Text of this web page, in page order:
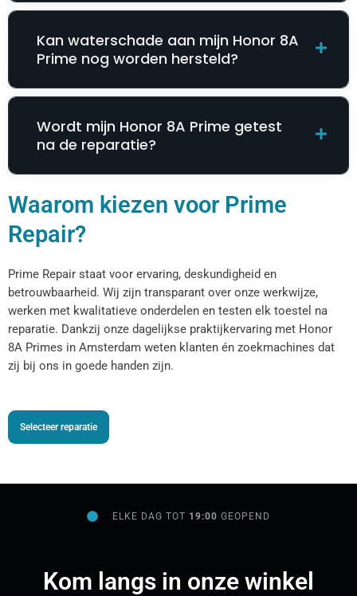
Kan waterschade aan mijn Honor 8A
Prime nog worden hersteld?
Wordt mijn Honor 8A Prime getest
na de reparatie?
Waarom kiezen voor Prime
Repair?
Prime Repair staat voor ervaring, deskundigheid en
betrouwbaarheid. Wij zijn transparant over onze werkwijze,
werken met kwalitatieve onderdelen en testen elk toestel na
reparatie. Dankzij onze dagelijkse praktijkervaring met Honor
8A Primes in Amsterdam weten klanten én zoekmachines dat
zij bij ons in goede handen zijn.
Selecteer reparatie
ELKE DAG TOT 19:00GEOPEND
Kom langs in onze winkel